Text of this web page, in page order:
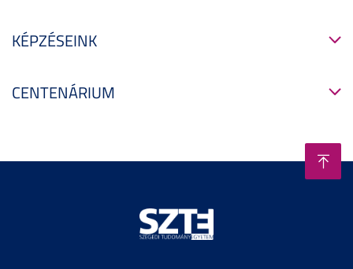
KÉPZÉSEINK
CENTENÁRIUM